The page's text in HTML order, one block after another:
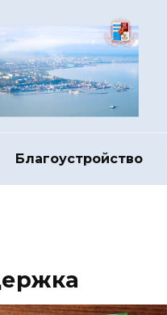
Благоустройство